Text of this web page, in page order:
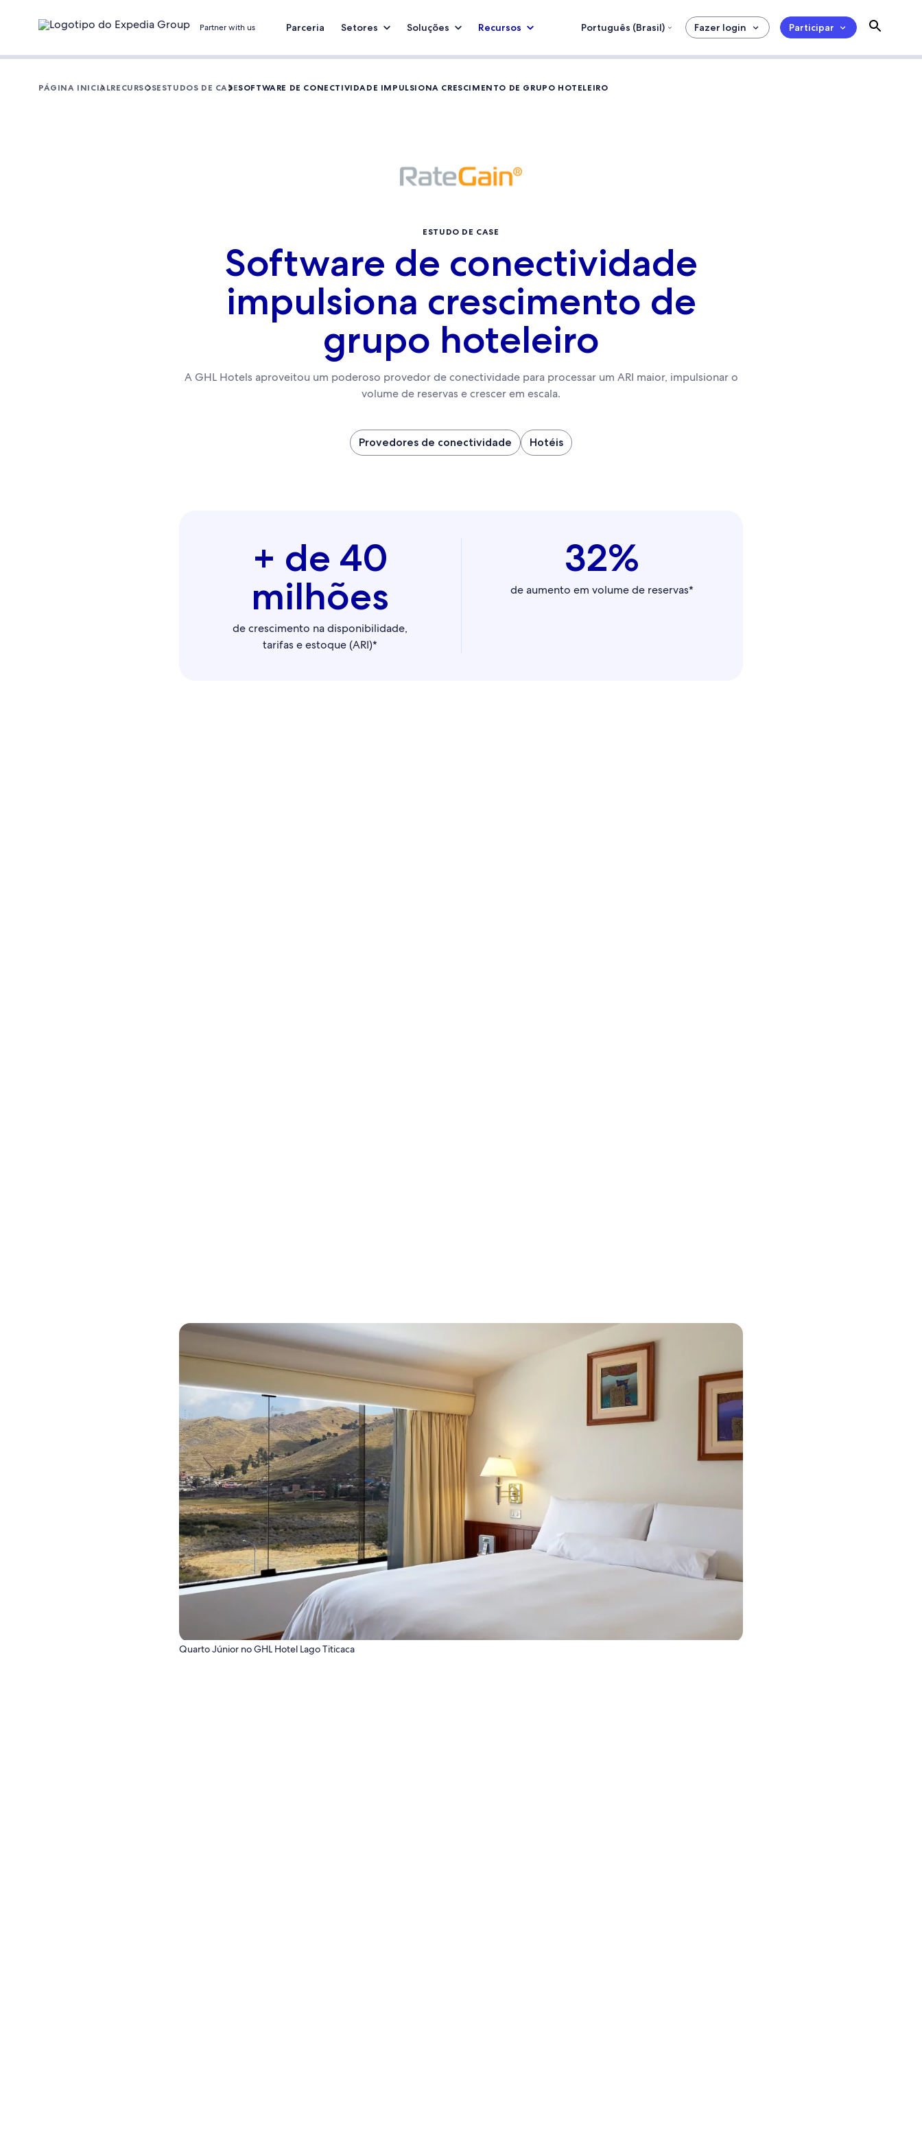
Partner with us Parceria Setores Soluções Recursos Português (Brasil) Fazer login Participar
PÁGINA INICIALRECURSOSESTUDOS DE CASESOFTWARE DE CONECTIVIDADE IMPULSIONA CRESCIMENTO DE GRUPO HOTELEIRO
ESTUDO DE CASE
Software de conectividade
impulsiona crescimento de
grupo hoteleiro
A GHL Hotels aproveitou um poderoso provedor de conectividade para processar um ARI maior, impulsionar o
volume de reservas e crescer em escala.
Provedores de conectividade Hotéis
+ de 40
milhões
de crescimento na disponibilidade,
tarifas e estoque (ARI)*
32%
de aumento em volume de reservas*
Quarto Júnior no GHL Hotel Lago Titicaca